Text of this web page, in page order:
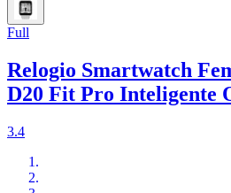
Full
Relogio Smartwatch
D20 Fit Pro Inteligente
3.4